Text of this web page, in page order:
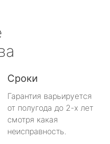
Сроки
Гарантия варьируется
от полугода до 2-х лет
смотря какая
неисправность.